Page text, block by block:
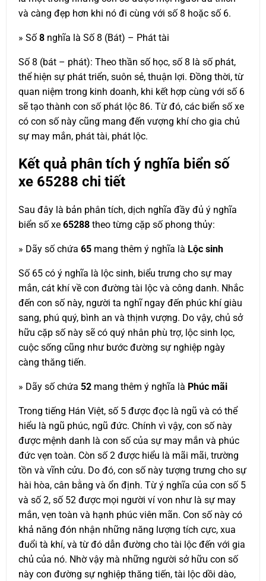
và càng đẹp hơn khi nó đi cùng với số 8 hoặc số 6.
» Số8 nghĩa là Số 8 (Bát) – Phát tài
Số 8 (bát – phát): Theo thần số học, số 8 là số phát,
thể hiện sự phát triển, suôn sẻ, thuận lợi. Đồng thời, từ
quan niệm trong kinh doanh, khi kết hợp cùng với số 6
sẽ tạo thành con số phát lộc 86. Từ đó, các biển số xe
có con số này cũng mang đến vượng khí cho gia chủ
sự may mắn, phát tài, phát lộc.
Kết quả phân tích ý nghĩa biển số
xe 65288 chi tiết
Sau đây là bản phân tích, dịch nghĩa đầy đủ ý nghĩa
biển số xe 65288 theo từng cặp số phong thủy:
» Dãy số chứa 65 mang thêm ý nghĩa là Lộc sinh
Số 65 có ý nghĩa là lộc sinh, biểu trưng cho sự may
mắn, cát khí về con đường tài lộc và công danh. Nhắc
đến con số này, người ta nghĩ ngay đến phúc khí giàu
sang, phú quý, bình an và thịnh vượng. Do vậy, chủ sở
hữu cặp số này sẽ có quý nhân phù trợ, lộc sinh lọc,
cuộc sống cũng như bước đường sự nghiệp ngày
càng thăng tiến.
» Dãy số chứa 52 mang thêm ý nghĩa là Phúc mãi
Trong tiếng Hán Việt, số 5 được đọc là ngũ và có thể
hiểu là ngũ phúc, ngũ đức. Chính vì vậy, con số này
được mệnh danh là con số của sự may mắn và phúc
đức vẹn toàn. Còn số 2 được hiểu là mãi mãi, trường
tồn và vĩnh cửu. Do đó, con số này tượng trưng cho sự
hài hòa, cân bằng và ổn định. Từ ý nghĩa của con số 5
và số 2, số 52 được mọi người ví von như là sự may
mắn, vẹn toàn và hạnh phúc viên mãn. Con số này có
khả năng đón nhận những năng lượng tích cực, xua
đuổi tà khí, và từ đó dẫn đường cho tài lộc đến với gia
chủ của nó. Nhờ vậy mà những người sở hữu con số
này con đường sự nghiệp thăng tiến, tài lộc dồi dào,